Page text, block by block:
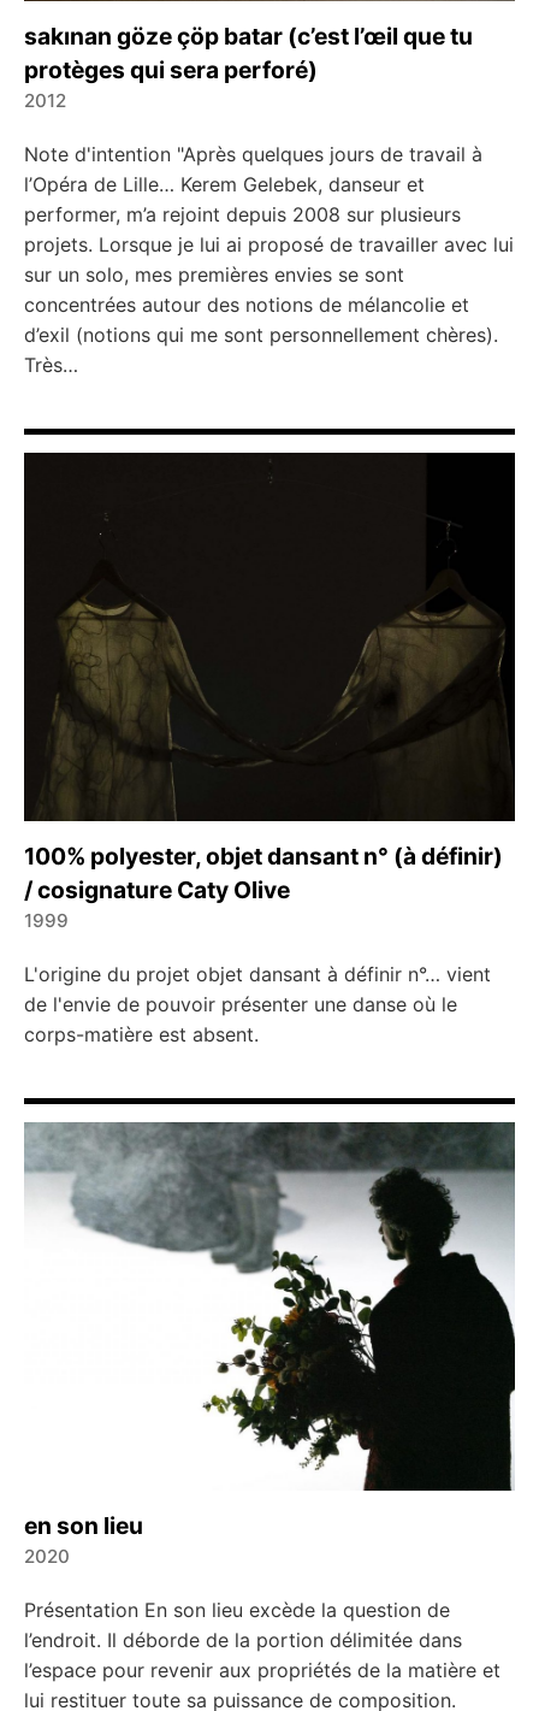
sakınan göze çöp batar (c’est l’œil que tu
protèges qui sera perforé)
2012
Note d'intention "Après quelques jours de travail à
l’Opéra de Lille… Kerem Gelebek, danseur et
performer, m’a rejoint depuis 2008 sur plusieurs
projets. Lorsque je lui ai proposé de travailler avec lui
sur un solo, mes premières envies se sont
concentrées autour des notions de mélancolie et
d’exil (notions qui me sont personnellement chères).
Très…
100% polyester, objet dansant n° (à définir)
/ cosignature Caty Olive
1999
L'origine du projet objet dansant à définir n°… vient
de l'envie de pouvoir présenter une danse où le
corps-matière est absent.
en son lieu
2020
Présentation En son lieu excède la question de
l’endroit. Il déborde de la portion délimitée dans
l’espace pour revenir aux propriétés de la matière et
lui restituer toute sa puissance de composition.